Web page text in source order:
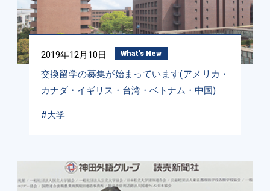
2019年12月10日 What's New
交換留学の募集が始まっています(アメリカ・
カナダ・イギリス・台湾・ベトナム・中国)
#大学